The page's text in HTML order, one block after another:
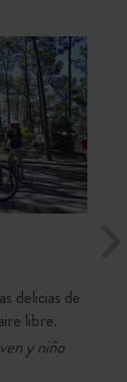
delicias de
libre.
y niño